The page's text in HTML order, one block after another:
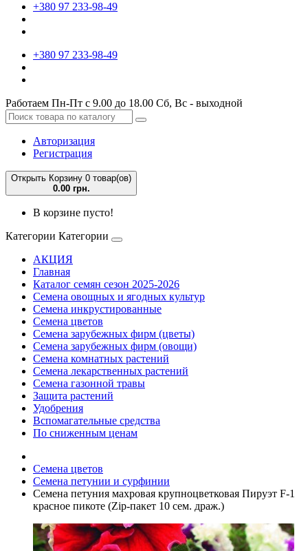
+380 97 233-98-49
+380 97 233-98-49
Работаем Пн-Пт с 9.00 до 18.00 Сб, Вс - выходной
Авторизация
Регистрация
Открыть Корзину 0 товар(ов)
0.00 грн.
В корзине пусто!
Категории Категории
АКЦИЯ
Главная
Каталог семян сезон 2025-2026
Семена овощных и ягодных культур
Семена инкрустированные
Семена цветов
Семена зарубежных фирм (цветы)
Семена зарубежных фирм (овощи)
Семена комнатных растений
Семена лекарственных растений
Семена газонной травы
Защита растений
Удобрения
Вспомагательные средства
По сниженным ценам
Семена цветов
Семена петунии и сурфинии
Семена петуния махровая крупноцветковая Пируэт F-1
красное пикоте (Zip-пакет 10 сем. драж.)